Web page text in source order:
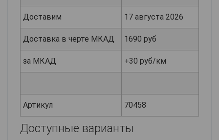
Доставим 17 августа 2026
Доставка в черте МКАД 1690 руб
за МКАД +30 руб/км
Артикул 70458
Доступные варианты